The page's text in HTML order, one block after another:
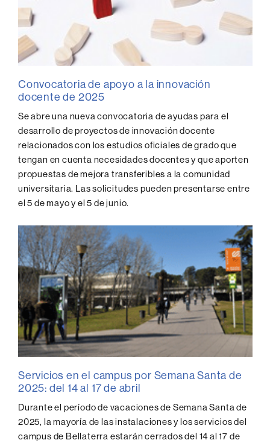
Convocatoria de apoyo a la innovación
docente de 2025
Se abre una nueva convocatoria de ayudas para el
desarrollo de proyectos de innovación docente
relacionados con los estudios oficiales de grado que
tengan en cuenta necesidades docentes y que aporten
propuestas de mejora transferibles a la comunidad
universitaria. Las solicitudes pueden presentarse entre
el 5 de mayo y el 5 de junio.
Servicios en el campus por Semana Santa de
2025: del 14 al 17 de abril
Durante el período de vacaciones de Semana Santa de
2025, la mayoría de las instalaciones y los servicios del
campus de Bellaterra estarán cerrados del 14 al 17 de